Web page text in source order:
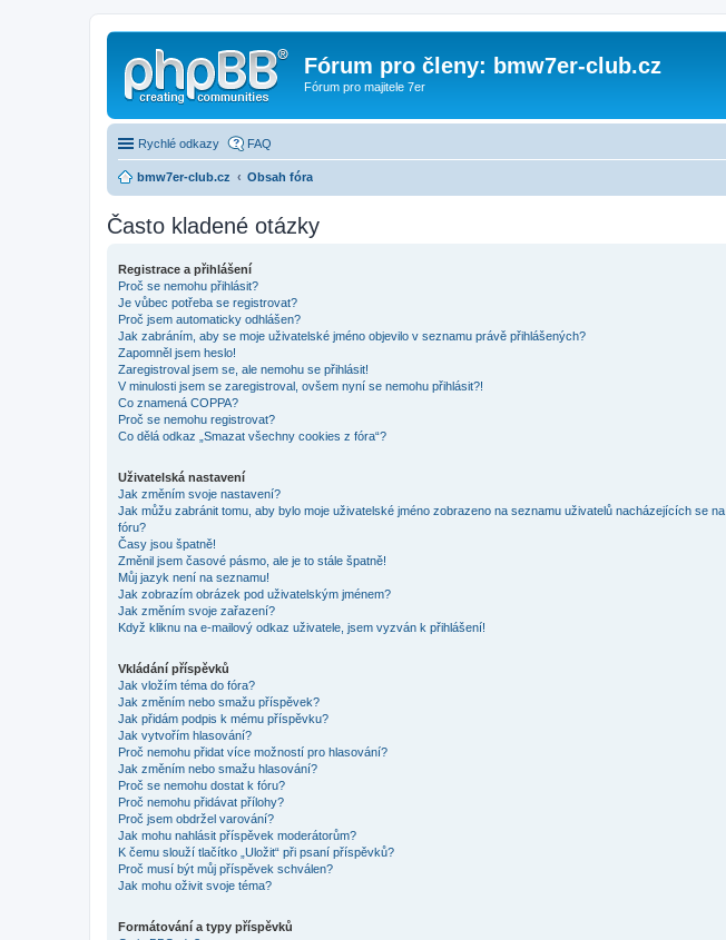
Fórum pro členy: bmw7er-club.cz
Fórum pro majitele 7er
Rychlé odkazy FAQ
bmw7er-club.cz Obsah fóra
Často kladené otázky
Registrace a přihlášení
Proč se nemohu přihlásit?
Je vůbec potřeba se registrovat?
Proč jsem automaticky odhlášen?
Jak zabráním, aby se moje uživatelské jméno objevilo v seznamu právě přihlášených?
Zapomněl jsem heslo!
Zaregistroval jsem se, ale nemohu se přihlásit!
V minulosti jsem se zaregistroval, ovšem nyní se nemohu přihlásit?!
Co znamená COPPA?
Proč se nemohu registrovat?
Co dělá odkaz „Smazat všechny cookies z fóra“?
Uživatelská nastavení
Jak změním svoje nastavení?
Jak můžu zabránit tomu, aby bylo moje uživatelské jméno zobrazeno na seznamu uživatelů nacházejících se na
fóru?
Časy jsou špatně!
Změnil jsem časové pásmo, ale je to stále špatně!
Můj jazyk není na seznamu!
Jak zobrazím obrázek pod uživatelským jménem?
Jak změním svoje zařazení?
Když kliknu na e-mailový odkaz uživatele, jsem vyzván k přihlášení!
Vkládání příspěvků
Jak vložím téma do fóra?
Jak změním nebo smažu příspěvek?
Jak přidám podpis k mému příspěvku?
Jak vytvořím hlasování?
Proč nemohu přidat více možností pro hlasování?
Jak změním nebo smažu hlasování?
Proč se nemohu dostat k fóru?
Proč nemohu přidávat přílohy?
Proč jsem obdržel varování?
Jak mohu nahlásit příspěvek moderátorům?
K čemu slouží tlačítko „Uložit“ při psaní příspěvků?
Proč musí být můj příspěvek schválen?
Jak mohu oživit svoje téma?
Formátování a typy příspěvků